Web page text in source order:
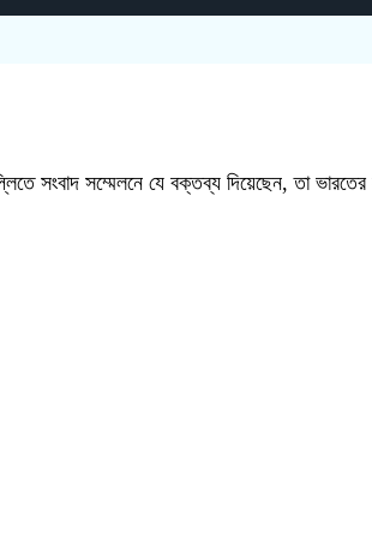
সংবাদ সম্মেলনে যে বক্তব্য দিয়েছেন, তা